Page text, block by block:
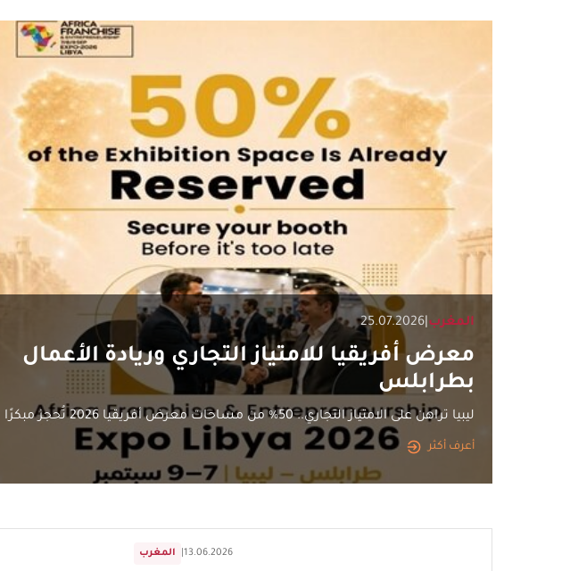
المغرب 25.07.2026
معرض أفريقيا للامتياز التجاري وريادة الأعمال
بطرابلس
ليبيا تراهن على الامتياز التجاري.. 50% من مساحات معرض أفريقيا 2026 تُحجز مبكرًا
أعرف أكثر
المغرب 13.06.2026